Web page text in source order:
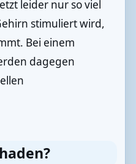
leider nur so viel
stimuliert wird,
Bei einem
dagegen